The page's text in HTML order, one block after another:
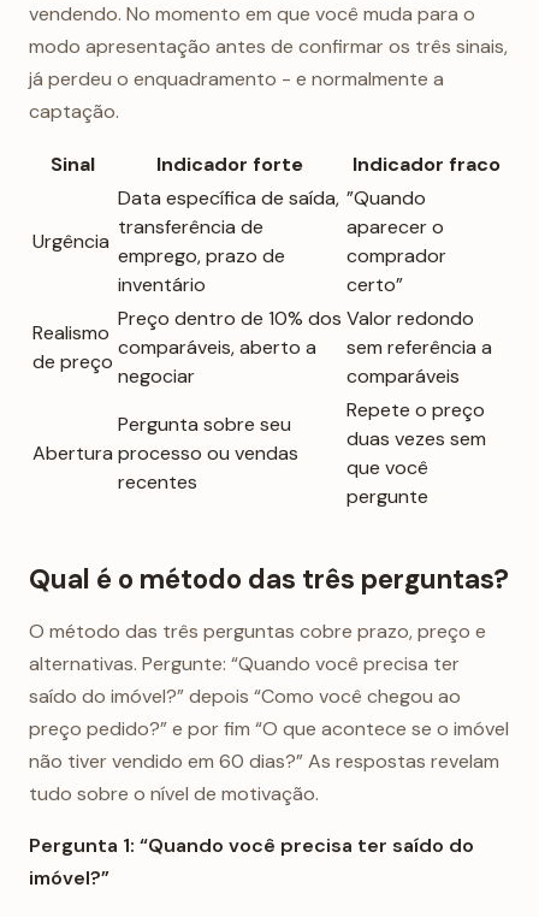
vendendo. No momento em que você muda para o
modo apresentação antes de confirmar os três sinais,
já perdeu o enquadramento - e normalmente a
captação.
Sinal Indicador forte Indicador fraco
Urgência
Data específica de saída,
transferência de
emprego, prazo de
inventário
”Quando
aparecer o
comprador
certo”
Realismo
de preço
Preço dentro de 10% dos
comparáveis, aberto a
negociar
Valor redondo
sem referência a
comparáveis
Abertura
Pergunta sobre seu
processo ou vendas
recentes
Repete o preço
duas vezes sem
que você
pergunte
Qual é o método das três perguntas?
O método das três perguntas cobre prazo, preço e
alternativas. Pergunte: “Quando você precisa ter
saído do imóvel?” depois “Como você chegou ao
preço pedido?” e por fim “O que acontece se o imóvel
não tiver vendido em 60 dias?” As respostas revelam
tudo sobre o nível de motivação.
Pergunta 1: “Quando você precisa ter saído do
imóvel?”